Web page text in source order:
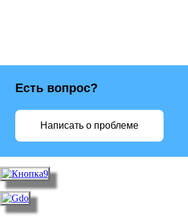
Есть вопрос?
Написать о проблеме